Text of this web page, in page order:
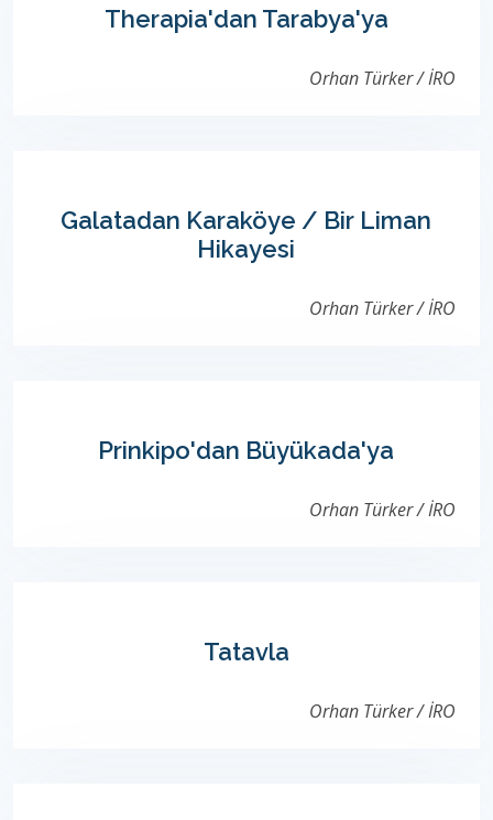
Therapia'dan Tarabya'ya
Orhan Türker / İRO
Galatadan Karaköye / Bir Liman
Hikayesi
Orhan Türker / İRO
Prinkipo'dan Büyükada'ya
Orhan Türker / İRO
Tatavla
Orhan Türker / İRO